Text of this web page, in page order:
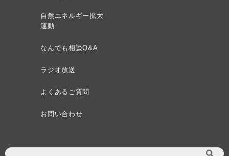
自然エネルギー拡大
運動
なんでも相談Q&A
ラジオ放送
よくあるご質問
お問い合わせ